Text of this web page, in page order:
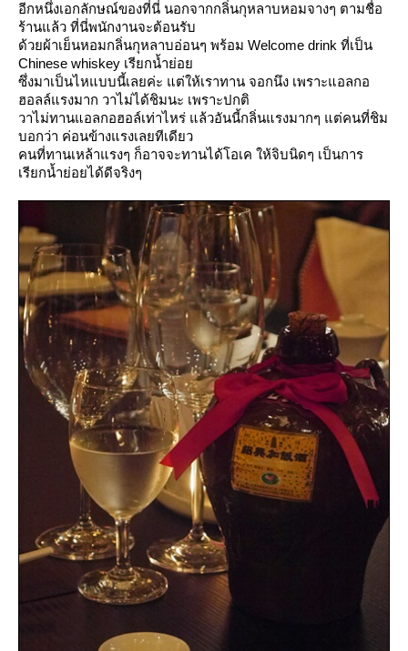
อีกหนึ่งเอกลักษณ์ของที่นี่ นอกจากกลิ่นกุหลาบหอมจางๆ ตามชื่อ
ร้านแล้ว ที่นี่พนักงานจะต้อนรับ
ด้วยผ้าเย็นหอมกลิ่นกุหลาบอ่อนๆ พร้อม Welcome drink ที่เป็น
Chinese whiskey เรียกน้ำย่อ
ซึ่งมาเป็นไหแบบนี้เลยค่ะ แต่ให้เราทาน จอกนึง เพราะแอลกอ
ฮอลล์แรงมาก วาไม่ได้ชิมนะ เพราะปกติ
วาไม่ทานแอลกอฮอล์เท่าไหร่ แล้วอันนี้กลิ่นแรงมากๆ แต่คนที่ชิม
บอกว่า ค่อนข้างแรงเลยทีเดียว
คนที่ทานเหล้าแรงๆ ก็อาจจะทานได้โอเค ให้จิบนิดๆ เป็นการ
เรียกน้ำย่อยได้ดีจริงๆ